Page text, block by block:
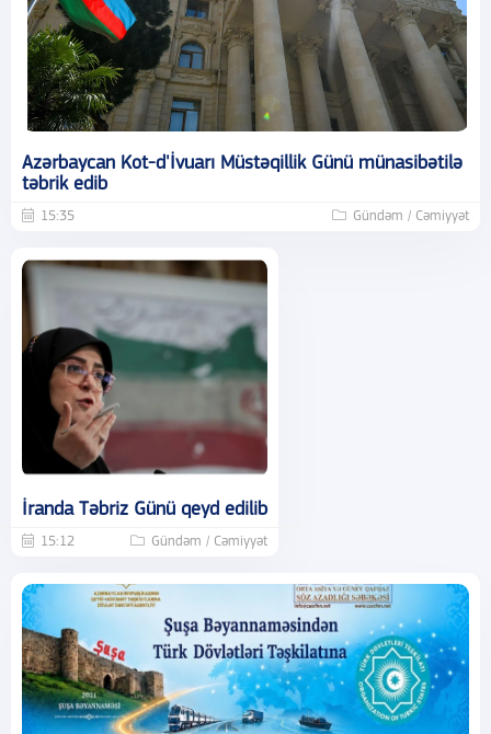
Azərbaycan Kot-d'İvuarı Müstəqillik Günü münasibətilə
təbrik edib
15:35 Gündəm / Cəmiyyət
İranda Təbriz Günü qeyd edilib
15:12 Gündəm / Cəmiyyət